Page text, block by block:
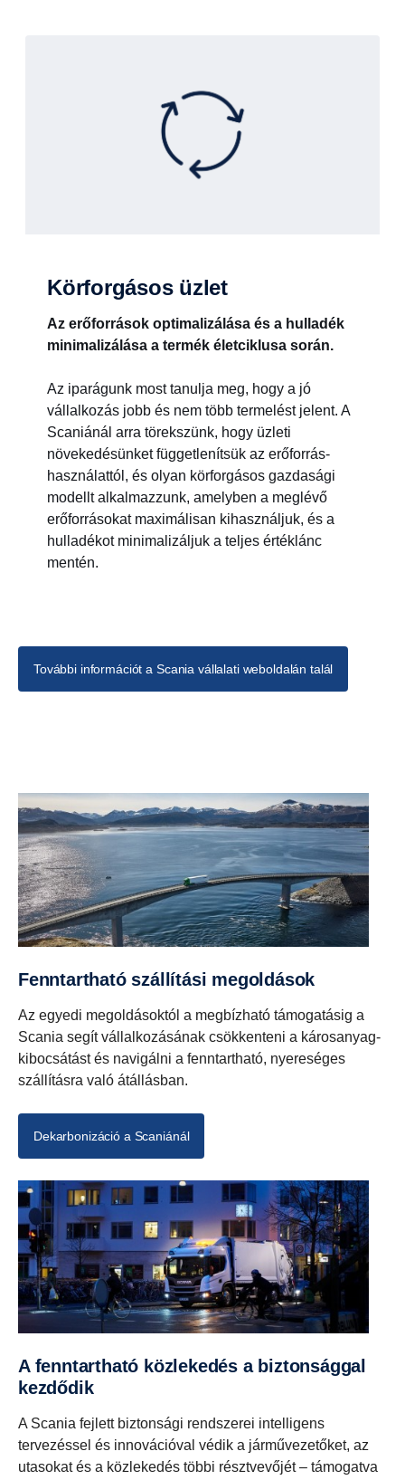
Körforgásos üzlet
Az erőforrások optimalizálása és a hulladék
minimalizálása a termék életciklusa során.
Az iparágunk most tanulja meg, hogy a jó
vállalkozás jobb és nem több termelést jelent. A
Scaniánál arra törekszünk, hogy üzleti
növekedésünket függetlenítsük az erőforrás-
használattól, és olyan körforgásos gazdasági
modellt alkalmazzunk, amelyben a meglévő
erőforrásokat maximálisan kihasználjuk, és a
hulladékot minimalizáljuk a teljes értéklánc
mentén.
További információt a Scania vállalati weboldalán talál
Fenntartható szállítási megoldások
Az egyedi megoldásoktól a megbízható támogatásig a
Scania segít vállalkozásának csökkenteni a károsanyag-
kibocsátást és navigálni a fenntartható, nyereséges
szállításra való átállásban.
Dekarbonizáció a Scaniánál
A fenntartható közlekedés a biztonsággal
kezdődik
A Scania fejlett biztonsági rendszerei intelligens
tervezéssel és innovációval védik a járművezetőket, az
utasokat és a közlekedés többi résztvevőjét – támogatva